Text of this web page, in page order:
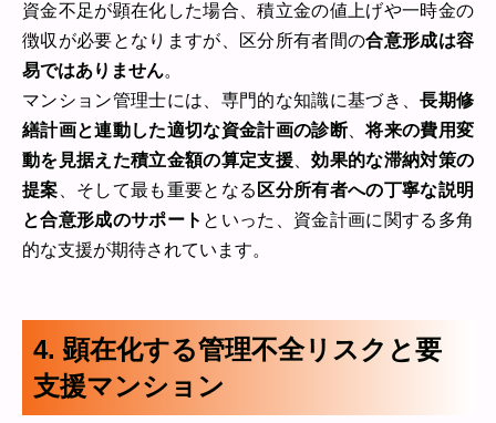
資金不足が顕在化した場合、積立金の値上げや一時金の
徴収が必要となりますが、区分所有者間の合意形成は容
易ではありません。
マンション管理士には、専門的な知識に基づき、長期修
繕計画と連動した適切な資金計画の診断、将来の費用変
動を見据えた積立金額の算定支援 、効果的な滞納対策の
提案 、そして最も重要となる 区分所有者への丁寧な説明
と合意形成のサポート といった、資金計画に関する多角
的な支援が期待されています。
4. 顕在化する管理不全リスクと要
支援マンション